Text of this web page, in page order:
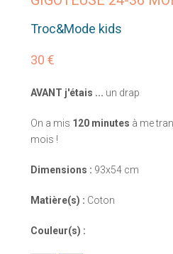
Troc&Mode kids
30 €
AVANT j'étais ... un drap
On a mis 120 minutes à me
mois !
Dimensions : 93x54 cm
Matière(s) : Coton
Couleur(s) :